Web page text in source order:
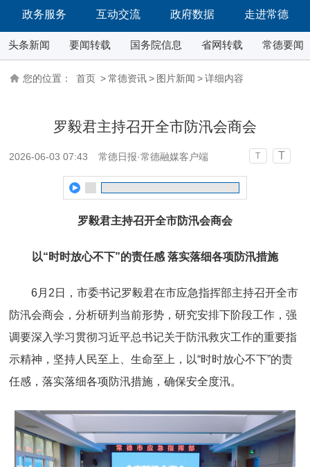
政务服务
互动交流 政府数据 走进常德
头条新闻 要闻转载 国务院信息 省网转载 常德要闻
您的位置： 首页 > 常德资讯 > 图片新闻 > 详细内容
罗毅君主持召开全市防汛会商会
2026-06-03 07:43 常德日报·常德融媒客户端 T T
罗毅君主持召开全市防汛会商会
以“时时放心不下”的责任感 落实落细各项防汛措施
6月2日，市委书记罗毅君在市应急指挥部主持召开全市
防汛会商会，分析研判当前形势，研究安排下阶段工作，强
调要深入学习贯彻习近平总书记关于防汛救灾工作的重要指
示精神，坚持人民至上、生命至上，以“时时放心不下”的责
任感，落实落细各项防汛措施，确保安全度汛。